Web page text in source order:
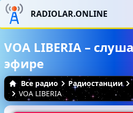
RADIOLAR.ONLINE
VOA LIBERIA –
эфире
Все радио Радиостанции
VOA LIBERIA